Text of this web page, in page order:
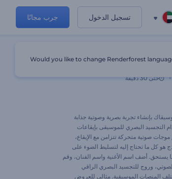
تسجيل الدخول جرب مجانًا
حتى 30 دقيقة
بإنشاء تجربة بصرية وصوتية جذابة
التجسيد البصري للموسيقى بإيقاعات
صوتية متحركة تتزامن مع الإيقاع،
هو كل ما تحتاج إليه لتسليط الضوء على
يستحق. أضف اسم الأغنية واسم الفنان، وقم
وروج للتجسيد البصري الراقي
المنصات الموسيقية. مثالي للعروض
Would you like to change Renderforest